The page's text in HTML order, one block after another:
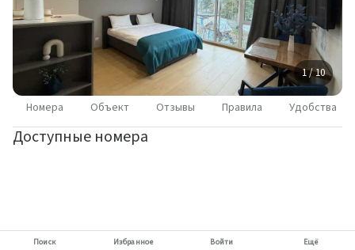
1 / 10
Номера Объект Отзывы Правила Удобства
Доступные номера
Поиск Избранное Войти Ещё